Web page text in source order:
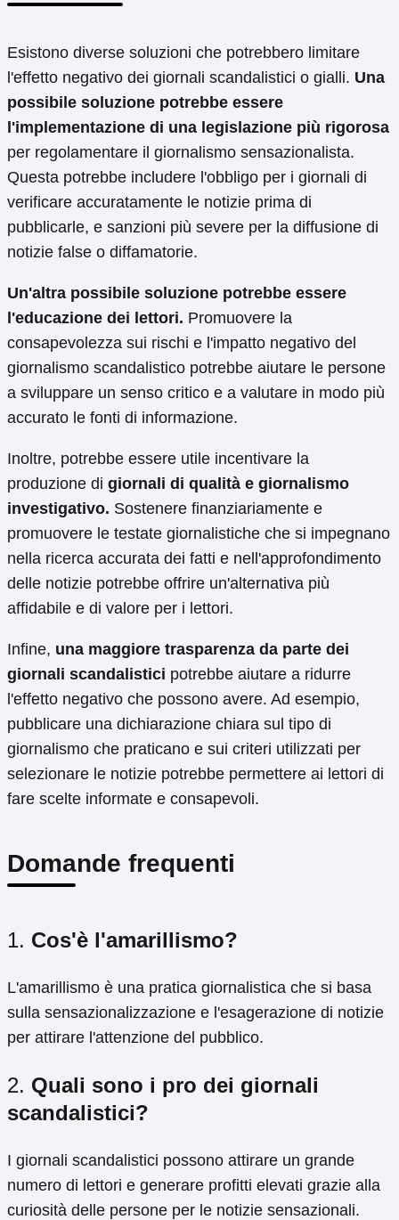
Esistono diverse soluzioni che potrebbero limitare
l'effetto negativo dei giornali scandalistici o gialli. Una
possibile soluzione potrebbe essere
l'implementazione di una legislazione più rigorosa
per regolamentare il giornalismo sensazionalista.
Questa potrebbe includere l'obbligo per i giornali di
verificare accuratamente le notizie prima di
pubblicarle, e sanzioni più severe per la diffusione di
notizie false o diffamatorie.
Un'altra possibile soluzione potrebbe essere
l'educazione dei lettori. Promuovere la
consapevolezza sui rischi e l'impatto negativo del
giornalismo scandalistico potrebbe aiutare le persone
a sviluppare un senso critico e a valutare in modo più
accurato le fonti di informazione.
Inoltre, potrebbe essere utile incentivare la
produzione di giornali di qualità e giornalismo
investigativo. Sostenere finanziariamente e
promuovere le testate giornalistiche che si impegnano
nella ricerca accurata dei fatti e nell'approfondimento
delle notizie potrebbe offrire un'alternativa più
affidabile e di valore per i lettori.
Infine, una maggiore trasparenza da parte dei
giornali scandalistici potrebbe aiutare a ridurre
l'effetto negativo che possono avere. Ad esempio,
pubblicare una dichiarazione chiara sul tipo di
giornalismo che praticano e sui criteri utilizzati per
selezionare le notizie potrebbe permettere ai lettori di
fare scelte informate e consapevoli.
Domande frequenti
1. Cos'è l'amarillismo?
L'amarillismo è una pratica giornalistica che si basa
sulla sensazionalizzazione e l'esagerazione di notizie
per attirare l'attenzione del pubblico.
2. Quali sono i pro dei giornali
scandalistici?
I giornali scandalistici possono attirare un grande
numero di lettori e generare profitti elevati grazie alla
curiosità delle persone per le notizie sensazionali.